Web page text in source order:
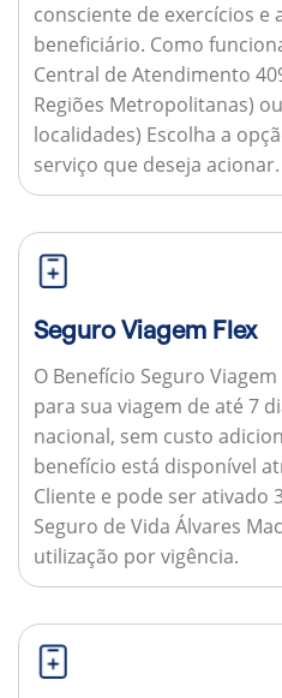
consciente de exercícios e
beneficiário. Como
Central de Atendimento
Regiões Metropolitanas)
localidades) Escolha a
serviço que deseja acionar.
Seguro Viagem Flex
O Benefício Seguro
para sua viagem de até 7
nacional, sem custo
benefício está disponível
Cliente e pode ser ativado
Seguro de Vida Álvares
utilização por vigência.